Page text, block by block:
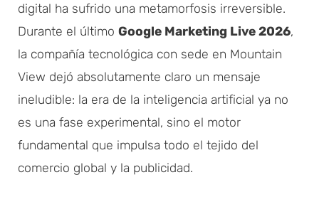
digital ha sufrido una metamorfosis irreversible.
Durante el último Google Marketing Live 2026,
la compañía tecnológica con sede en Mountain
View dejó absolutamente claro un mensaje
ineludible: la era de la inteligencia artificial ya no
es una fase experimental, sino el motor
fundamental que impulsa todo el tejido del
comercio global y la publicidad.